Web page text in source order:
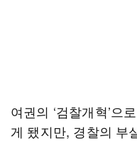
여권의 ‘검찰개혁’으
게 됐지만, 경찰의 부